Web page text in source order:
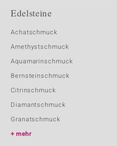
Edelsteine
Achatschmuck
Amethystschmuck
Aquamarinschmuck
Bernsteinschmuck
Citrinschmuck
Diamantschmuck
Granatschmuck
mehr